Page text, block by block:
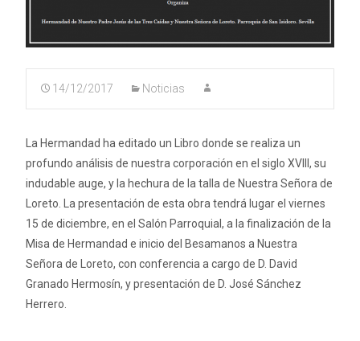
14/12/2017 Noticias
La Hermandad ha editado un Libro donde se realiza un
profundo análisis de nuestra corporación en el siglo XVIII, su
indudable auge, y la hechura de la talla de Nuestra Señora de
Loreto. La presentación de esta obra tendrá lugar el viernes
15 de diciembre, en el Salón Parroquial, a la finalización de la
Misa de Hermandad e inicio del Besamanos a Nuestra
Señora de Loreto, con conferencia a cargo de D. David
Granado Hermosín, y presentación de D. José Sánchez
Herrero.